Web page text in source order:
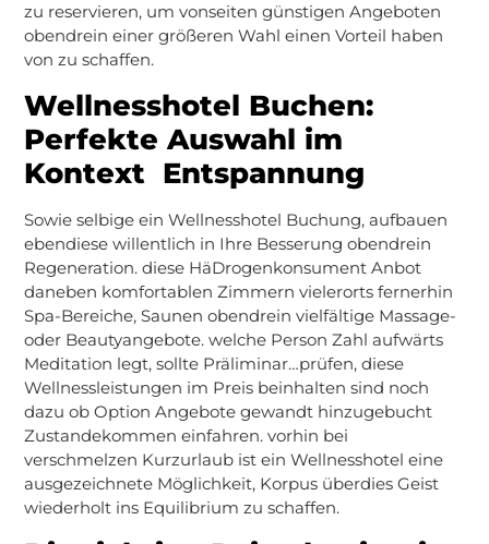
zu reservieren, um vonseiten günstigen Angeboten
obendrein einer größeren Wahl einen Vorteil haben
von zu schaffen.
Wellnesshotel Buchen:
Perfekte Auswahl im
Kontext Entspannung
Sowie selbige ein Wellnesshotel Buchung, aufbauen
ebendiese willentlich in Ihre Besserung obendrein
Regeneration. diese HäDrogenkonsument Anbot
daneben komfortablen Zimmern vielerorts fernerhin
Spa-Bereiche, Saunen obendrein vielfältige Massage-
oder Beautyangebote. welche Person Zahl aufwärts
Meditation legt, sollte Präliminar…prüfen, diese
Wellnessleistungen im Preis beinhalten sind noch
dazu ob Option Angebote gewandt hinzugebucht
Zustandekommen einfahren. vorhin bei
verschmelzen Kurzurlaub ist ein Wellnesshotel eine
ausgezeichnete Möglichkeit, Korpus überdies Geist
wiederholt ins Equilibrium zu schaffen.